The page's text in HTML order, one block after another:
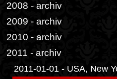
2008 - archiv
2009 - archiv
2010 - archiv
2011 - archiv
2011-01-01 - USA, New